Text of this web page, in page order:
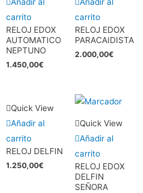
Añadir al
carrito
RELOJ EDOX
AUTOMATICO
NEPTUNO
1.450,00€
Añadir al
carrito
RELOJ EDOX
PARACAIDISTA
2.000,00€
Quick View
Añadir al
carrito
RELOJ DELFIN
1.250,00€
Quick View
Añadir al
carrito
RELOJ EDOX
DELFIN
SEÑORA